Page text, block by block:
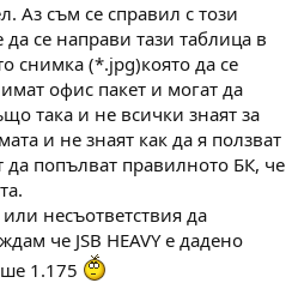
от регионалните настройки за
са USA или England си работи -
и ми отговориха че
на базата им данни.
Аз съм се справил с този
се направи тази таблица в
снимка (*.jpg)която да се
офис пакет и могат да
така и не всички знаят за
и не знаят как да я ползват
да попълват правилното БК, че
несъответствия да
че JSB HEAVY е дадено
1.175